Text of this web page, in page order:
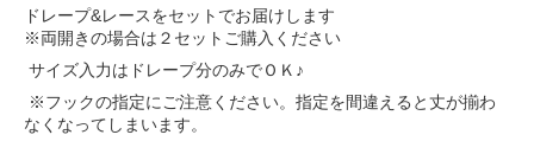
ドレープ&レースをセットでお届けします
※両開きの場合は２セットご購入ください
サイズ入力はドレープ分のみでＯＫ♪
※フックの指定にご注意ください。指定を間違えると丈が揃わ
なくなってしまいます。